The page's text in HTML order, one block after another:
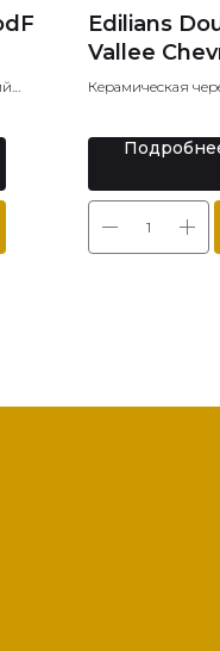
Edilians
Vallee
Керамическая